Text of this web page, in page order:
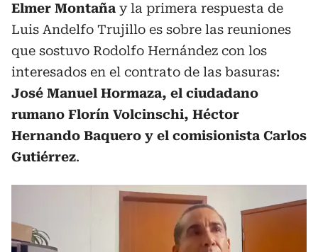
Elmer Montaña y la primera respuesta de
Luis Andelfo Trujillo es sobre las reuniones
que sostuvo Rodolfo Hernández con los
interesados en el contrato de las basuras:
José Manuel Hormaza, el ciudadano
rumano Florín Volcinschi, Héctor
Hernando Baquero y el comisionista Carlos
Gutiérrez.